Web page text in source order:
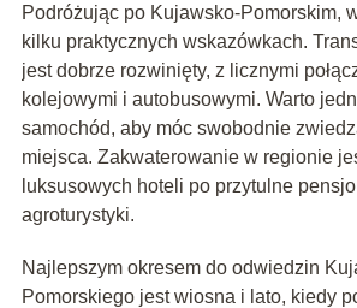
Podróżując po Kujawsko-Pomorskim,
kilku praktycznych wskazówkach.
jest dobrze rozwinięty, z licznymi
kolejowymi i autobusowymi. Warto
samochód, aby móc swobodnie
miejsca. Zakwaterowanie w regionie
luksusowych hoteli po przytulne
agroturystyki.
Najlepszym okresem do odwiedzin
Pomorskiego jest wiosna i lato, kiedy